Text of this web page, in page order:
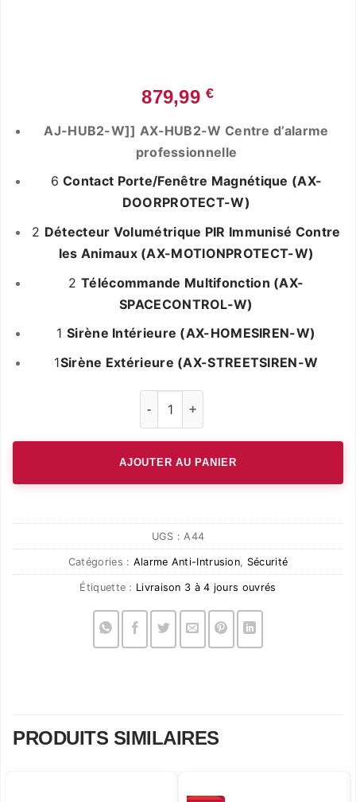
879,99€
AJ-HUB2-W]] AX-HUB2-W Centre d’alarme
professionnelle
6Contact Porte/Fenêtre Magnétique (AX-
DOORPROTECT-W)
2 Détecteur Volumétrique PIR Immunisé Contre
les Animaux (AX-MOTIONPROTECT-W)
2Télécommande Multifonction (AX-
SPACECONTROL-W)
1Sirène Intérieure (AX-HOMESIREN-W)
1Sirène Extérieure (AX-STREETSIREN-W
AJOUTER AU PANIER
UGS :A44
Catégories : Alarme Anti-Intrusion, Sécurité
Étiquette : Livraison 3 à 4 jours ouvrés
PRODUITS SIMILAIRES